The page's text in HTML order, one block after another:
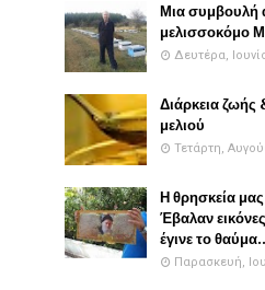
Μια συμβουλή
μελισσοκόμο
Δευτέρα,
Διάρκεια
μελιού
Τετάρτη,
Η θρησκεία
Έβαλαν
έγινε το
Παρασκευή,